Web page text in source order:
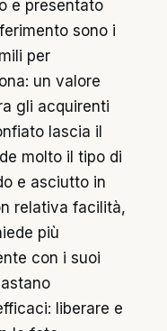
e presentato
sono i
per
un valore
gli acquirenti
lascia il
molto il tipo di
e asciutto in
relativa facilità,
più
con i suoi
liberare e